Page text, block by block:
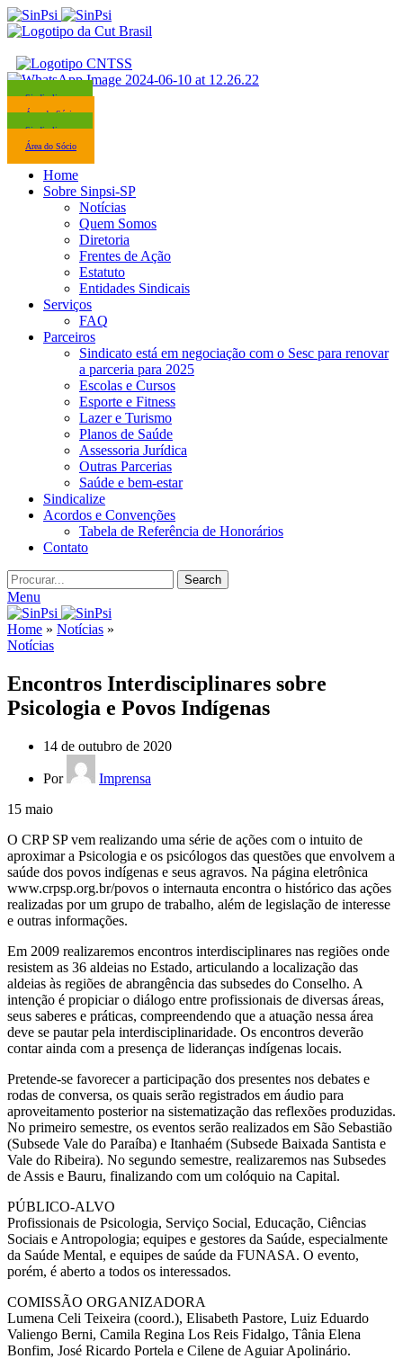
Sindicalize-se
Área do Sócio
Sindicalize-se
Área do Sócio
Home
Sobre Sinpsi-SP
Notícias
Quem Somos
Diretoria
Frentes de Ação
Estatuto
Entidades Sindicais
Serviços
FAQ
Parceiros
Sindicato está em negociação com o Sesc para renovar
a parceria para 2025
Escolas e Cursos
Esporte e Fitness
Lazer e Turismo
Planos de Saúde
Assessoria Jurídica
Outras Parcerias
Saúde e bem-estar
Sindicalize
Acordos e Convenções
Tabela de Referência de Honorários
Contato
Search
Menu
Home » Notícias »
Notícias
Encontros Interdisciplinares sobre
Psicologia e Povos Indígenas
14 de outubro de 2020
Por
Imprensa
15 maio
O CRP SP vem realizando uma série de ações com o intuito de
aproximar a Psicologia e os psicólogos das questões que envolvem a
saúde dos povos indígenas e seus agravos. Na página eletrônica
www.crpsp.org.br/povos o internauta encontra o histórico das ações
realizadas por um grupo de trabalho, além de legislação de interesse
e outras informações.
Em 2009 realizaremos encontros interdisciplinares nas regiões onde
resistem as 36 aldeias no Estado, articulando a localização das
aldeias às regiões de abrangência das subsedes do Conselho. A
intenção é propiciar o diálogo entre profissionais de diversas áreas,
seus saberes e práticas, compreendendo que a atuação nessa área
deve se pautar pela interdisciplinaridade. Os encontros deverão
contar ainda com a presença de lideranças indígenas locais.
Pretende-se favorecer a participação dos presentes nos debates e
rodas de conversa, os quais serão registrados em áudio para
aproveitamento posterior na sistematização das reflexões produzidas.
No primeiro semestre, os eventos serão realizados em São Sebastião
(Subsede Vale do Paraíba) e Itanhaém (Subsede Baixada Santista e
Vale do Ribeira). No segundo semestre, realizaremos nas Subsedes
de Assis e Bauru, finalizando com um colóquio na Capital.
PÚBLICO-ALVO
Profissionais de Psicologia, Serviço Social, Educação, Ciências
Sociais e Antropologia; equipes e gestores da Saúde, especialmente
da Saúde Mental, e equipes de saúde da FUNASA. O evento,
porém, é aberto a todos os interessados.
COMISSÃO ORGANIZADORA
Lumena Celi Teixeira (coord.), Elisabeth Pastore, Luiz Eduardo
Valiengo Berni, Camila Regina Los Reis Fidalgo, Tânia Elena
Bonfim, José Ricardo Portela e Cilene de Aguiar Apolinário.